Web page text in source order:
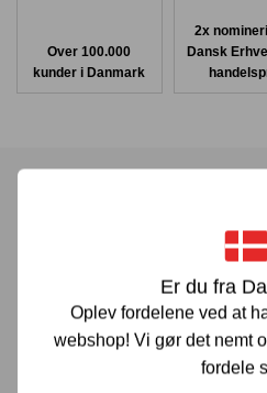
Er du fra
Oplev fordelene ved at
webshop! Vi gør det nemt
fordele
Over 100.000
kunder i Danmark
2x
Dansk
Har du
Vi er her for at hjælpe! Hvis
velkommen til at kontakte os.
gennem linket herunder og vi